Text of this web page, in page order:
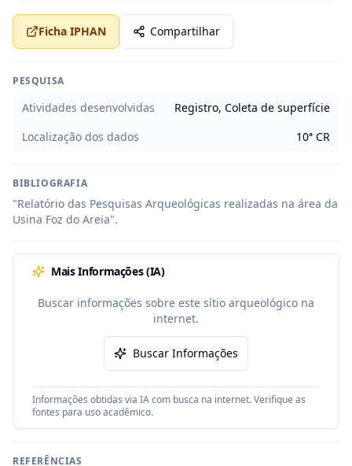
Ficha IPHAN Compartilhar
PESQUISA
Atividades desenvolvidas
Registro, Coleta de superfície
Localização dos dados
10ª CR
BIBLIOGRAFIA
"Relatório das Pesquisas Arqueológicas realizadas na área da
Usina Foz do Areia".
Mais Informações (IA)
Buscar informações sobre este sítio arqueológico na
internet.
Buscar Informações
Informações obtidas via IA com busca na internet. Verifique as
fontes para uso acadêmico.
REFERÊNCIAS